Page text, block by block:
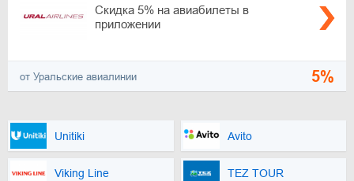
Скидка 5% на авиабилеты в
приложении
от Уральские авиалинии 5%
Unitiki Avito
Viking Line TEZ TOUR